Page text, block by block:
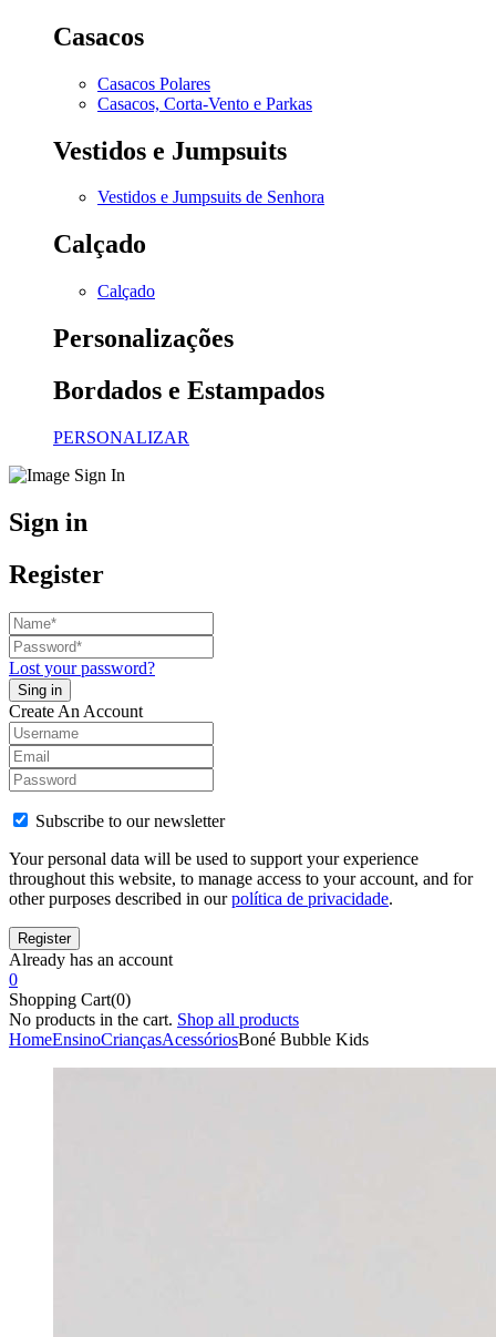
Casacos
Casacos Polares
Casacos, Corta-Vento e Parkas
Vestidos e Jumpsuits
Vestidos e Jumpsuits de Senhora
Calçado
Calçado
Personalizações
Bordados e Estampados
PERSONALIZAR
Sign in
Register
Lost your password?
Create An Account
Subscribe to our newsletter
Your personal data will be used to support your experience
throughout this website, to manage access to your account, and for
other purposes described in ourpolítica de privacidade.
Already has an account
0
Shopping Cart(0)
No products in the cart. Shop all products
HomeEnsinoCriançasAcessóriosBoné Bubble Kids